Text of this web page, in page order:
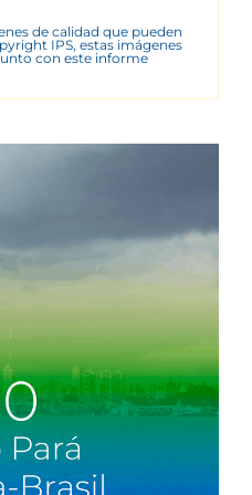
de calidad que pueden
IPS, estas imágenes
con este informe